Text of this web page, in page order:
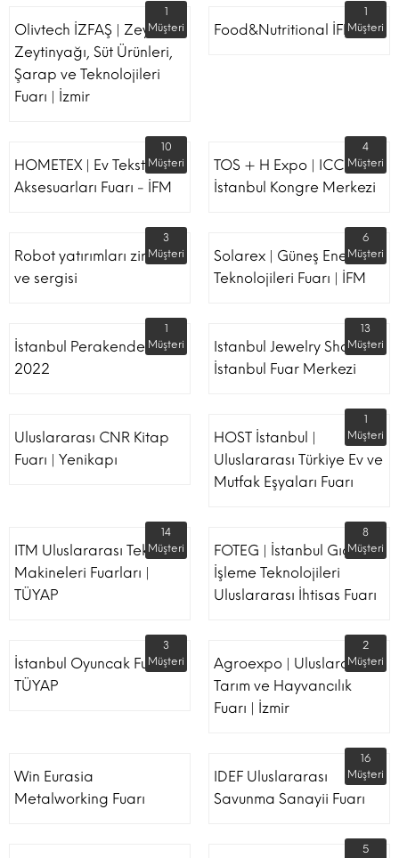
Olivtech İZFAŞ | Zeytin,
Zeytinyağı, Süt Ürünleri,
Şarap ve Teknolojileri
Fuarı | İzmir
1
Müşteri
Food&Nutritional İFM
1
Müşteri
HOMETEX | Ev Tekstili Ve
Aksesuarları Fuarı - İFM
10
Müşteri
TOS + H Expo | ICC -
İstanbul Kongre Merkezi
4
Müşteri
Robot yatırımları zirvesi
ve sergisi
3
Müşteri
Solarex | Güneş Enerjisi &
Teknolojileri Fuarı | İFM
6
Müşteri
İstanbul Perakende Fuarı
2022
1
Müşteri
Istanbul Jewelry Show |
İstanbul Fuar Merkezi
13
Müşteri
Uluslararası CNR Kitap
Fuarı | Yenikapı
HOST İstanbul |
Uluslararası Türkiye Ev ve
Mutfak Eşyaları Fuarı
1
Müşteri
ITM Uluslararası Tekstil
Makineleri Fuarları |
TÜYAP
14
Müşteri
FOTEG | İstanbul Gıda
İşleme Teknolojileri
Uluslararası İhtisas Fuarı
8
Müşteri
İstanbul Oyuncak Fuarı -
TÜYAP
3
Müşteri
Agroexpo | Uluslararası
Tarım ve Hayvancılık
Fuarı | İzmir
2
Müşteri
Win Eurasia
Metalworking Fuarı
IDEF Uluslararası
Savunma Sanayii Fuarı
16
Müşteri
5